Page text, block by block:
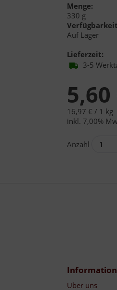
Menge:
330 g
Auf Lager
Lieferzeit:
3-5
5,60
16,97 € / 1 kg
inkl. 7,00%
Anzahl
Über uns